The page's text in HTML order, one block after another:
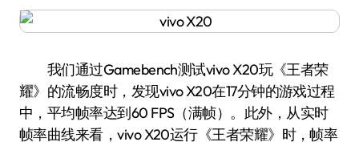
我们通过Gamebench测试vivo X20玩《王者荣
耀》的流畅度时，发现vivo X20在17分钟的游戏过程
中，平均帧率达到60 FPS（满帧）。此外，从实时
帧率曲线来看，vivo X20运行《王者荣耀》时，帧率